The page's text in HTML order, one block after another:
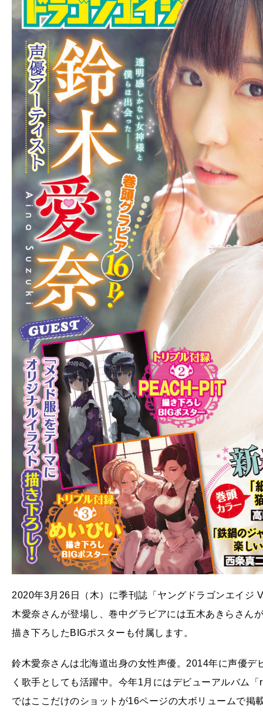
2020年3月26日（木）に季刊誌「ヤングドラゴンエイジ
木愛奈さんが登場し、巻中グラビアには五木あきらさん
描き下ろしたBIGポスターも付属します。
鈴木愛奈さんは北海道出身の女性声優。2014年に声優
く歌手としても活躍中。今年1月にはデビューアルバム
ではここだけのショットが16ページの大ボリュームで掲